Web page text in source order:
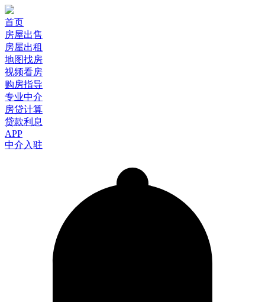
首页
房屋出售
房屋出租
地图找房
视频看房
购房指导
专业中介
房贷计算
贷款利息
APP
中介入驻